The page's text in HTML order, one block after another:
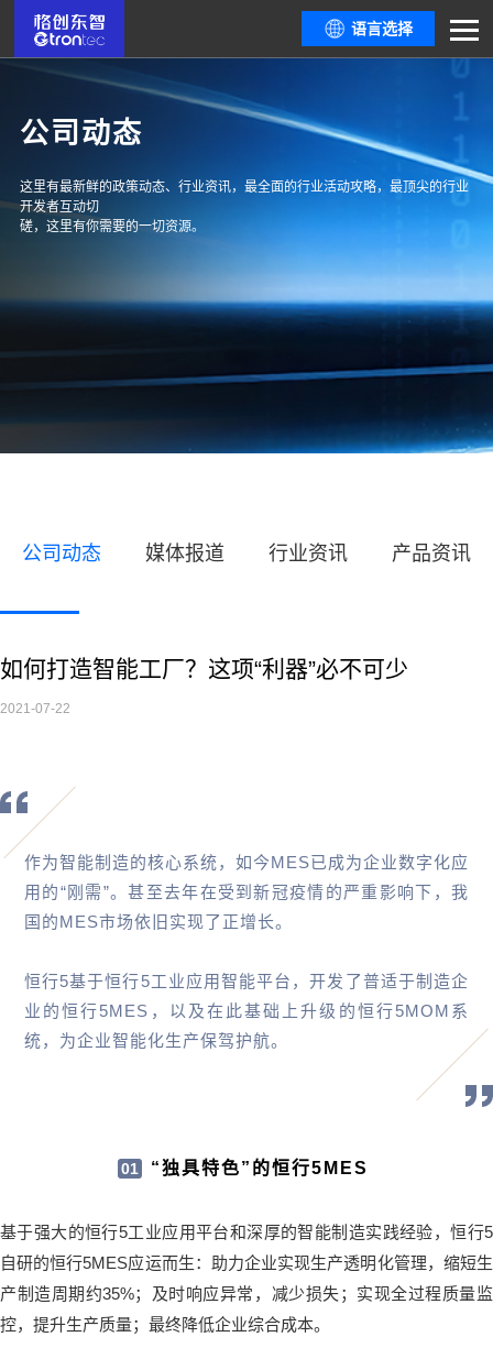
语言选择
公司动态
这里有最新鲜的政策动态、行业资讯，最全面的行业活动攻略，最顶尖的行业
开发者互动切
磋，这里有你需要的一切资源。
公司动态 媒体报道 行业资讯 产品资讯
如何打造智能工厂？这项“利器”必不可少
2021-07-22
作为智能制造的核心系统，如今MES已成为企业数字化应
用的“刚需”。甚至去年在受到新冠疫情的严重影响下，我
国的MES市场依旧实现了正增长。
恒行5基于恒行5工业应用智能平台，开发了普适于制造企
业的恒行5MES，以及在此基础上升级的恒行5MOM系
统，为企业智能化生产保驾护航。
01 “独具特色”的恒行5MES
基于强大的恒行5工业应用平台和深厚的智能制造实践经验，恒行5
自研的恒行5MES应运而生：助力企业实现生产透明化管理，缩短生
产制造周期约35%；及时响应异常，减少损失；实现全过程质量监
控，提升生产质量；最终降低企业综合成本。